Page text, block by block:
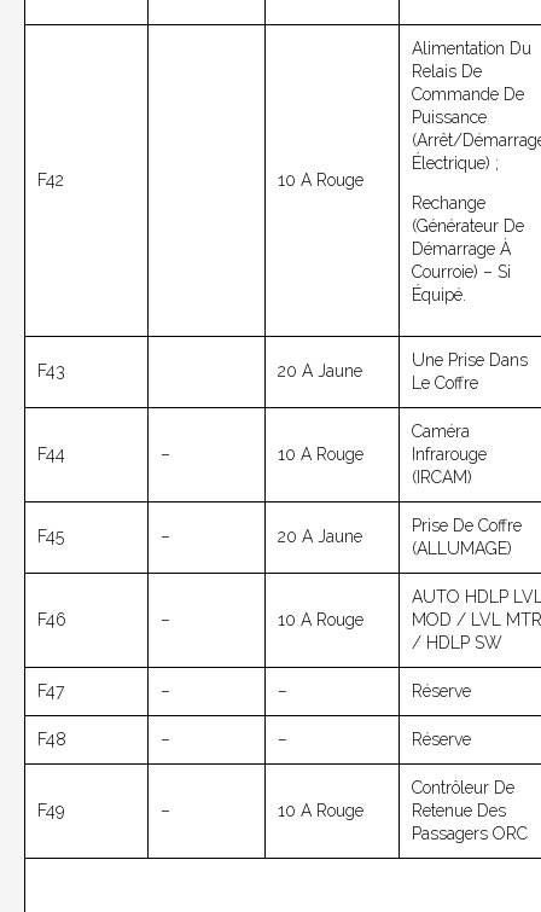
F42 10 A Rouge
Alimentation Du
Relais De
Commande De
Puissance
(arrêt/
Électrique) ;
Rechange
(générateur De
Démarrage À
Courroie) – Si
Équipé.
F43 20 A Jaune
Une Prise Dans
Le Coffre
F44 – 10 A Rouge
Caméra
Infrarouge
(IRCAM)
F45 – 20 A Jaune
Prise De Coffre
(ALLUMAGE)
F46 – 10 A Rouge
AUTO HDLP
MOD / LVL MTR
/ HDLP SW
F47 – – Réserve
F48 – – Réserve
F49 – 10 A Rouge
Contrôleur De
Retenue Des
Passagers ORC